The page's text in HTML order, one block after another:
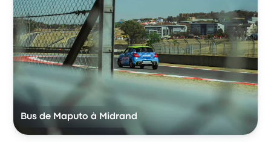
Bus de Maputo à Midrand